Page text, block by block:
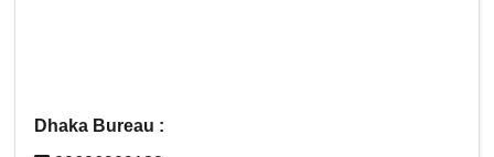
Dhaka Bureau :